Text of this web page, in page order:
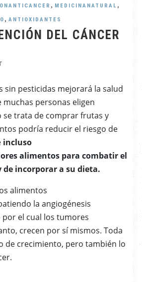
, MEDICINANATURAL ,
, ANTIOXIDANTES
DEL CÁNCER
sin pesticidas mejorará la salud
muchas personas eligen
trata de comprar frutas y
podría reducir el riesgo de
incluso
alimentos para combatir el
de incorporar a su dieta.
alimentos
la angiogénesis
el cual los tumores
crecen por sí mismos. Toda
de crecimiento, pero también lo